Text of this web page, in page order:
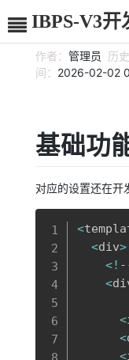
IBPS-V3开
作者： 管理员 历
间： 2026-02-02
基础功
对应的设置还在开
<
<div>
<!
<
<
<
<